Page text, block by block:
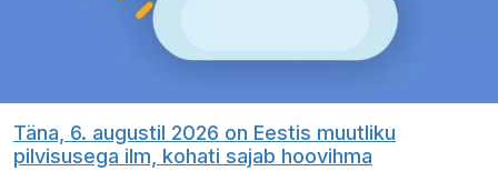
Täna, 6. augustil 2026 on Eestis muutliku
pilvisusega ilm, kohati sajab hoovihma